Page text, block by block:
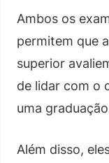
Ambos os
permitem que
superior
de lidar com o
uma
Além disso,